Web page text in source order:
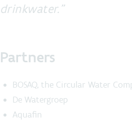
drinkwater.
Partners
BOSAQ, the Circular Water
De Watergroep
Aquafin